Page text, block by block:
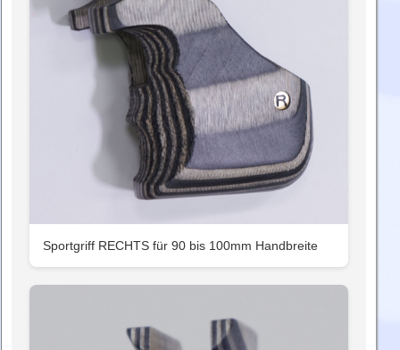
Sportgriff RECHTS für 90 bis 100mm Handbreite